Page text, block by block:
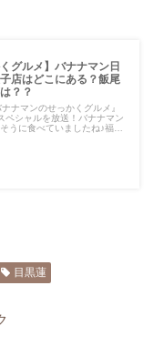
グルメ】バナナマン日
店はどこにある？飯尾
？？
ナマンのせっかくグルメ』
ペシャルを放送！バナナマン
うに食べていましたね♪福岡
目黒蓮